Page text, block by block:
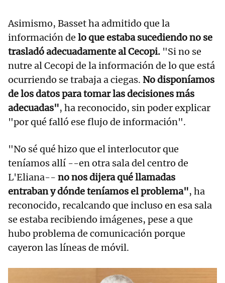
Asimismo, Basset ha admitido que la
información de lo que estaba sucediendo no se
trasladó adecuadamente al Cecopi. "Si no se
nutre al Cecopi de la información de lo que está
ocurriendo se trabaja a ciegas. No disponíamos
de los datos para tomar las decisiones más
adecuadas", ha reconocido, sin poder explicar
"por qué falló ese flujo de información".
"No sé qué hizo que el interlocutor que
teníamos allí --en otra sala del centro de
L'Eliana-- no nos dijera qué llamadas
entraban y dónde teníamos el problema", ha
reconocido, recalcando que incluso en esa sala
se estaba recibiendo imágenes, pese a que
hubo problema de comunicación porque
cayeron las líneas de móvil.